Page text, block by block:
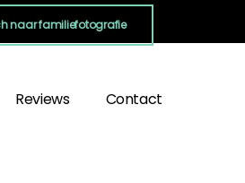
naar familiefotografie
Reviews Contact